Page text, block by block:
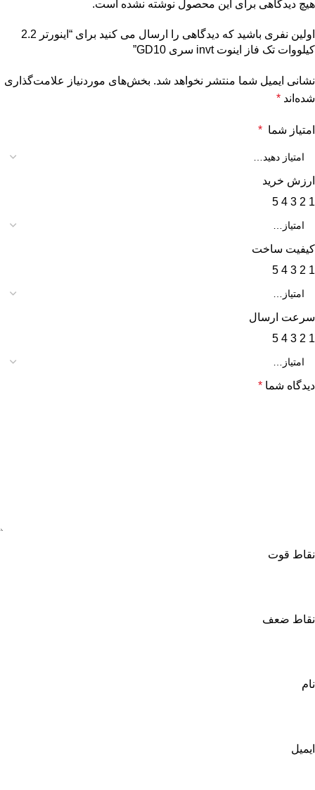
هیچ دیدگاهی برای این محصول نوشته نشده است.
اولین نفری باشید که دیدگاهی را ارسال می کنید برای “اينورتر 2.2
کیلووات تک فاز اینوت invt سری GD10”
نشانی ایمیل شما منتشر نخواهد شد. بخش‌های موردنیاز علامت‌گذاری
شده‌اند *
امتیاز شما *
ارزش خرید
1
2
3
4
5
کیفیت ساخت
1
2
3
4
5
سرعت ارسال
1
2
3
4
5
دیدگاه شما *
نقاط قوت
نقاط ضعف
نام
ایمیل